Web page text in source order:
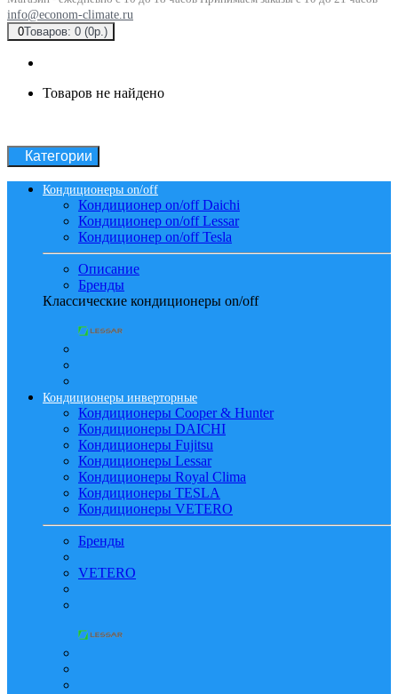
info@econom-climate.ru
0Товаров: 0 (0р.)
Товаров не найдено
Категории
Кондиционеры on/off
Кондиционер on/off Daichi
Кондиционер on/off Lessar
Кондиционер on/off Tesla
Описание
Бренды
Классические кондиционеры on/off
Кондиционеры инверторные
Кондиционеры Cooper & Hunter
Кондиционеры DAICHI
Кондиционеры Fujitsu
Кондиционеры Lessar
Кондиционеры Royal Clima
Кондиционеры TESLA
Кондиционеры VETERO
Бренды
VETERO